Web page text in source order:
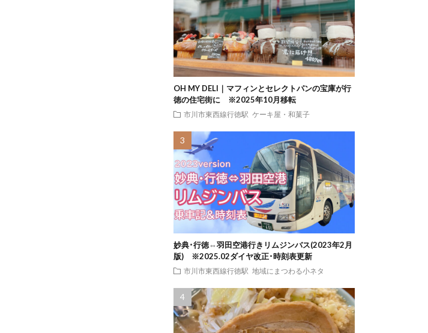
OH MY DELI｜マフィンとセレクトパンの宝庫が行
徳の住宅街に ※2025年10月移転
市川市東西線行徳駅 ケーキ屋・和菓子
妙典･行徳⇔羽田空港行きリムジンバス(2023年2月
版) ※2025.02ダイヤ改正･時刻表更新
市川市東西線行徳駅 地域にまつわる小ネタ